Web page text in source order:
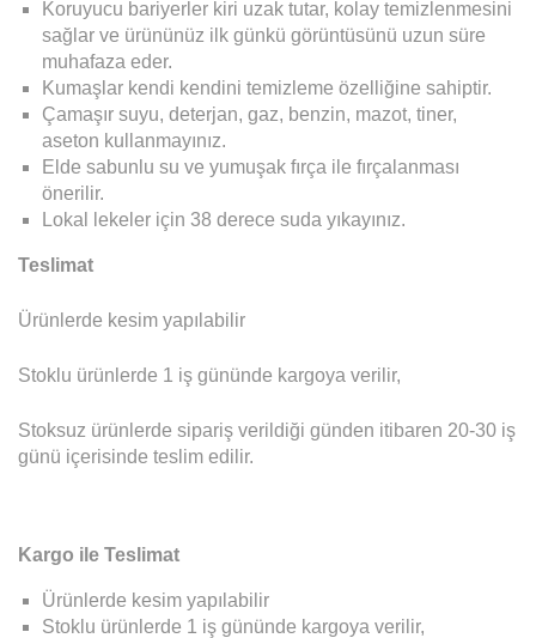
Koruyucu bariyerler kiri uzak tutar, kolay temizlenmesini
sağlar ve ürününüz ilk günkü görüntüsünü uzun süre
muhafaza eder.
Kumaşlar kendi kendini temizleme özelliğine sahiptir.
Çamaşır suyu, deterjan, gaz, benzin, mazot, tiner,
aseton kullanmayınız.
Elde sabunlu su ve yumuşak fırça ile fırçalanması
önerilir.
Lokal lekeler için 38 derece suda yıkayınız.
Teslimat
Ürünlerde kesim yapılabilir
Stoklu ürünlerde 1 iş gününde kargoya verilir,
Stoksuz ürünlerde sipariş verildiği günden itibaren 20-30 iş
günü içerisinde teslim edilir.
Kargo ile Teslimat
Ürünlerde kesim yapılabilir
Stoklu ürünlerde 1 iş gününde kargoya verilir,